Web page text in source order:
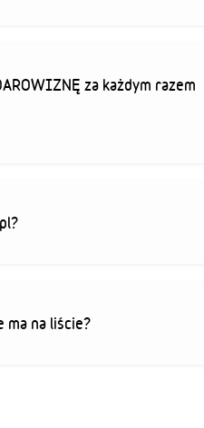
za każdym razem
ma na liście?